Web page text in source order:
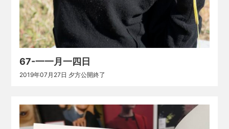
67-一一月一四日
2019年07月27日 夕方公開終了